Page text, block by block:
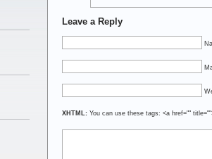
Leave a Reply
XHTML: You can use these tags: <a href=""